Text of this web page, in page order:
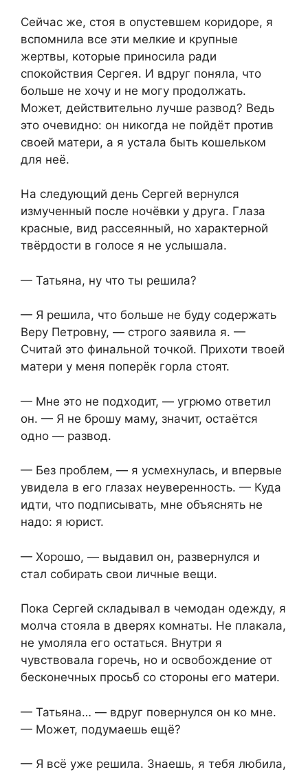
Сейчас же, стоя в опустевшем коридоре, я
вспомнила все эти мелкие и крупные
жертвы, которые приносила ради
спокойствия Сергея. И вдруг поняла, что
больше не хочу и не могу продолжать.
Может, действительно лучше развод? Ведь
это очевидно: он никогда не пойдёт против
своей матери, а я устала быть кошельком
для неё.
На следующий день Сергей вернулся
измученный после ночёвки у друга. Глаза
красные, вид рассеянный, но характерной
твёрдости в голосе я не услышала.
— Татьяна, ну что ты решила?
— Я решила, что больше не буду содержать
Веру Петровну, — строго заявила я. —
Считай это финальной точкой. Прихоти твоей
матери у меня поперёк горла стоят.
— Мне это не подходит, — угрюмо ответил
он. — Я не брошу маму, значит, остаётся
одно — развод.
— Без проблем, — я усмехнулась, и впервые
увидела в его глазах неуверенность. — Куда
идти, что подписывать, мне объяснять не
надо: я юрист.
— Хорошо, — выдавил он, развернулся и
стал собирать свои личные вещи.
Пока Сергей складывал в чемодан одежду, я
молча стояла в дверях комнаты. Не плакала,
не умоляла его остаться. Внутри я
чувствовала горечь, но и освобождение от
бесконечных просьб со стороны его матери.
— Татьяна… — вдруг повернулся он ко мне.
— Может, подумаешь ещё?
— Я всё уже решила. Знаешь, я тебя любила,